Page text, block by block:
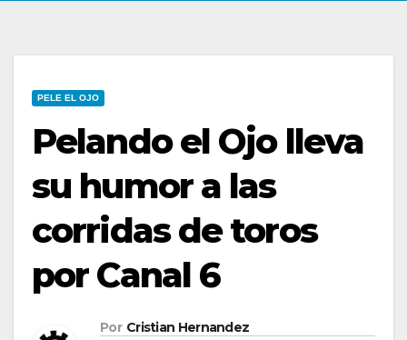
PELE EL OJO
Pelando el Ojo lleva
su humor a las
corridas de toros
por Canal 6
Por Cristian Hernandez